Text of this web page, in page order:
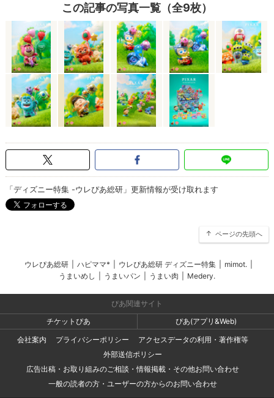
この記事の写真一覧（全9枚）
「ディズニー特集 -ウレぴあ総研」更新情報が受け取れます
ページの先頭へ
ウレぴあ総研 ハピママ* ウレぴあ総研 ディズニー特集 mimot.
うまいめし
うまいパン うまい肉 Medery.
ぴあ関連サイト
チケットぴあ
ぴあ(アプリ&Web)
会社案内
プライバシーポリシー
アクセスデータの利用・著作権等
外部送信ポリシー
広告出稿・お取り組みのご相談・情報掲載・その他お問い合わせ
一般の読者の方・ユーザーの方からのお問い合わせ